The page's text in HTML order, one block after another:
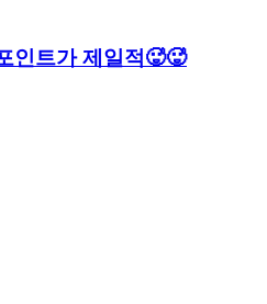
인트가 제일적🥵🥵